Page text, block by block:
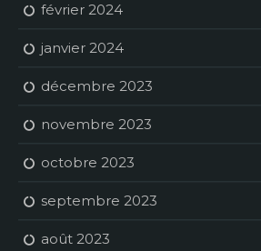
février 2024
janvier 2024
décembre 2023
novembre 2023
octobre 2023
septembre 2023
août 2023